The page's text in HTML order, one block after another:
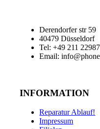
Derendorfer str 59
40479 Düsseldorf
Tel: +49 211
Email:
INFORMATION
Reparatur Ablauf!
Impressum